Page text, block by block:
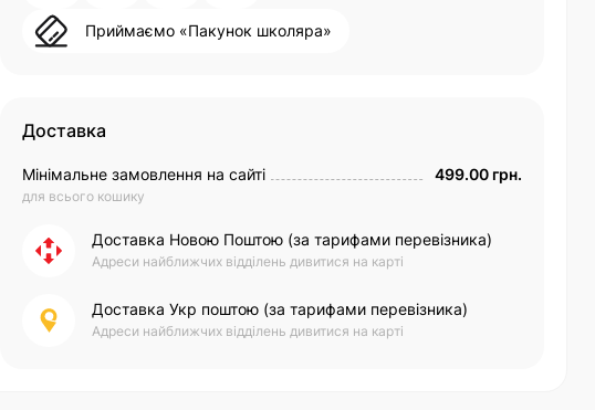
Приймаємо «Пакунок школяра»
Доставка
Мінімальне замовлення на сайті
для всього кошику
499.00 грн.
Доставка Новою Поштою (за тарифами перевізника)
Адреси найближчих відділень дивитися на карті
Доставка Укр поштою (за тарифами перевізника)
Адреси найближчих відділень дивитися на карті